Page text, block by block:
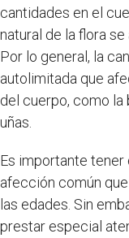
cantidades en el
natural de la flora
Por lo general, la
autolimitada que
del cuerpo, como la
uñas.
Es importante tener
afección común
las edades. Sin
prestar especial